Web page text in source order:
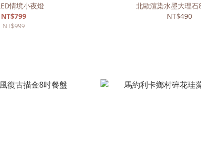
情境小夜燈
NT$799
NT$999
北歐渲染水墨大理石
NT$490